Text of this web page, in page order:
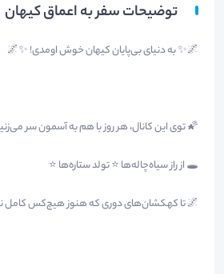
توضیحات سفر به اعماق کیهان
🌌✨ به دنیای بی‌پایان کیهان خوش اومدی! ✨🌌
🌠 توی این کانال، هر روز با هم به آسمون سر
🕳️ از راز سیاه‌چاله‌ها ⭐ تولد ستاره‌ها ⭐
🌌 تا کهکشان‌های دوری که هنوز هیچ‌کس